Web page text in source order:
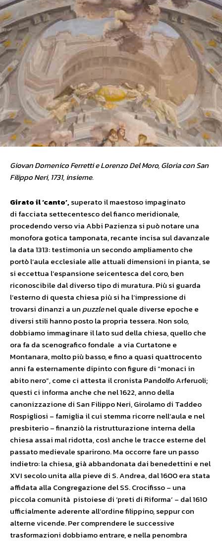
Giovan Domenico Ferretti e Lorenzo Del Moro, Gloria con San
Filippo Neri, 1731, insieme.
Giratoil‘canto’,superato il maestoso impaginato
di facciata settecentesco del fianco meridionale,
procedendo verso via Abbi Pazienza si può notare una
monofora gotica tamponata, recante incisa sul davanzale
la data 1313: testimonia un secondo ampliamento che
portò l’aula ecclesiale alle attuali dimensioni in pianta, se
si eccettua l’espansione seicentesca del coro, ben
riconoscibile dal diverso tipo di muratura. Più si guarda
l’esterno di questa chiesa più si ha l’impressione di
trovarsi dinanzi a unpuzzlenel quale diverse epoche e
diversi stili hanno posto la propria tessera. Non solo,
dobbiamo immaginare il lato sud della chiesa, quello che
ora fa da scenografico fondale a via Curtatone e
Montanara, molto più basso, e fino a quasi quattrocento
anni fa esternamente dipinto con figure di “monaci in
abito nero”, come ci attesta il cronista Pandolfo Arferuoli;
questi ci informa anche che nel 1622, anno della
canonizzazione di San Filippo Neri, Girolamo di Taddeo
Rospigliosi – famiglia il cui stemma ricorre nell’aula e nel
presbiterio – finanziò la ristrutturazione interna della
chiesa assai mal ridotta, così anche le tracce esterne del
passato medievale sparirono. Ma occorre fare un passo
indietro: la chiesa, già abbandonata dai benedettini e nel
XVI secolo unita alla pieve di S. Andrea, dal 1600 era stata
affidata alla Congregazione del SS. Crocifisso – una
piccola comunità pistoiese di ‘preti di Riforma’ – dal 1610
ufficialmente aderente all’ordine filippino, seppur con
alterne vicende. Per comprendere le successive
trasformazioni dobbiamo entrare, e nella penombra